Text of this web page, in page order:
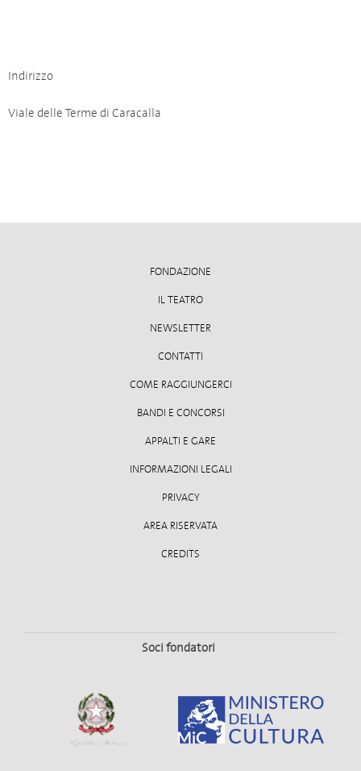
Indirizzo
Viale delle Terme di Caracalla
FONDAZIONE
IL TEATRO
NEWSLETTER
CONTATTI
COME RAGGIUNGERCI
BANDI E CONCORSI
APPALTI E GARE
INFORMAZIONI LEGALI
PRIVACY
AREA RISERVATA
CREDITS
Soci fondatori